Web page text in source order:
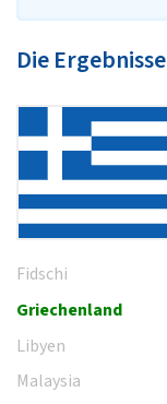
Die
Fidschi
Griechenland
Libyen
Malaysia